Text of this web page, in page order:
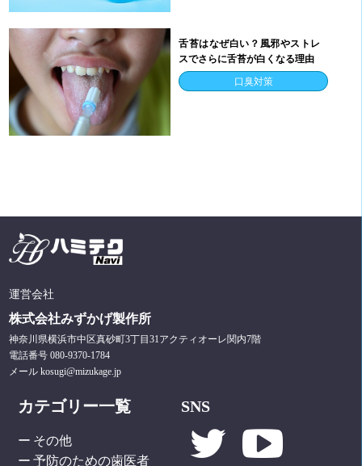
舌苔はなぜ白い？風邪やストレ
スでさらに舌苔が白くなる理由
口臭対策
運営会社
株式会社みずかげ製作所
神奈川県横浜市中区真砂町3丁目31アクティオーレ関内7階
電話番号 080-9370-1784
メール kosugi@mizukage.jp
カテゴリー一覧
その他
予防のための歯医者
SNS